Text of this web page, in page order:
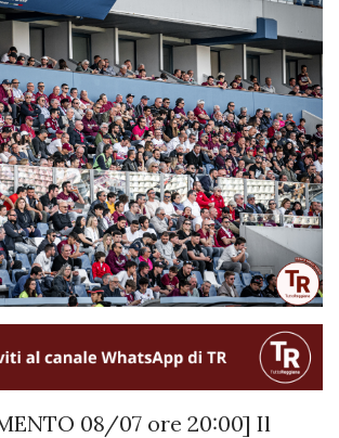
08/07 ore 20:00] Il